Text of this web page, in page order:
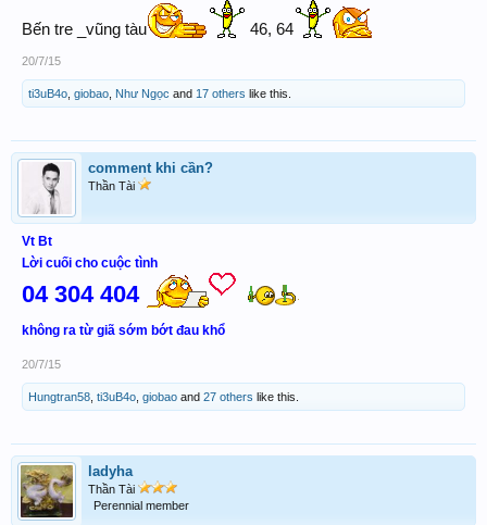
Bến tre _vũng tàu 46, 64
20/7/15
ti3uB4o giobao Như Ngọc and 17 others like this.
comment khi cần?
Thần Tài
Vt Bt
Lời cuối cho cuộc tình
04 304 404
không ra từ giã sớm bớt đau khổ
20/7/15
Hungtran58 ti3uB4o giobao and 27 others like this.
ladyha
Thần Tài
Perennial member